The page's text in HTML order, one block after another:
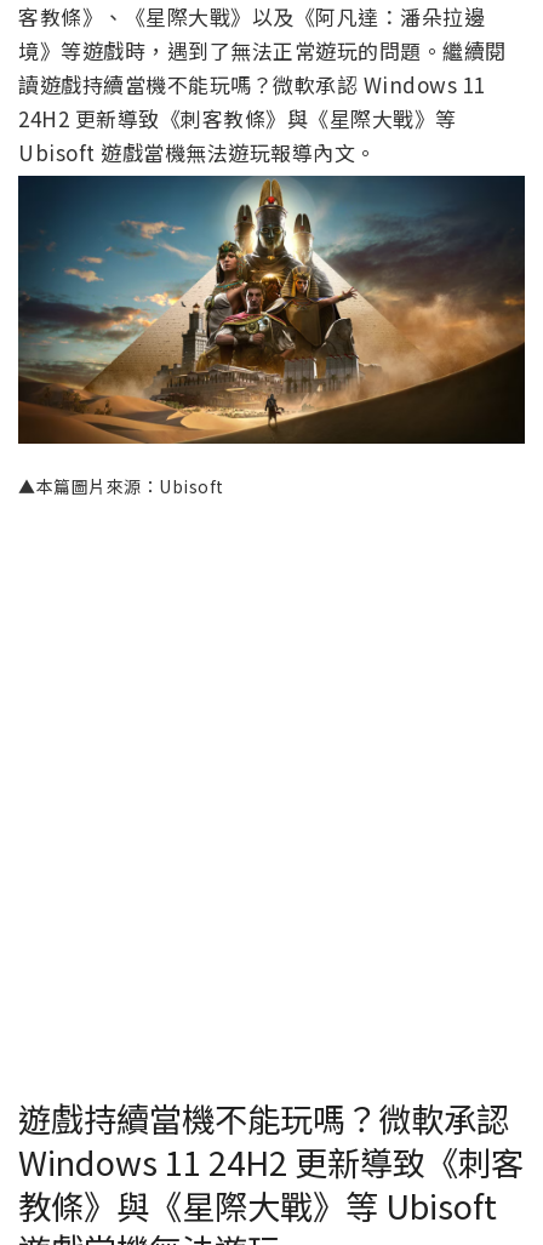
客教條》、《星際大戰》以及《阿凡達：潘朵拉邊
境》等遊戲時，遇到了無法正常遊玩的問題。繼續閱
讀遊戲持續當機不能玩嗎？微軟承認 Windows 11
24H2 更新導致《刺客教條》與《星際大戰》等
Ubisoft 遊戲當機無法遊玩報導內文。
▲本篇圖片來源：Ubisoft
遊戲持續當機不能玩嗎？微軟承認
Windows 11 24H2 更新導致《刺客
教條》與《星際大戰》等 Ubisoft